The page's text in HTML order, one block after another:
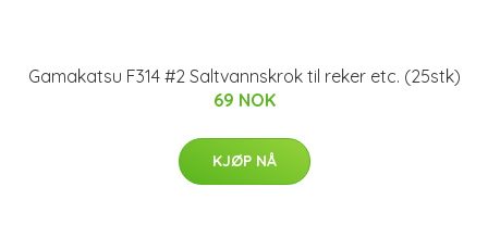
Gamakatsu F314 #2 Saltvannskrok til reker etc. (25stk)
69 NOK
KJØP NÅ